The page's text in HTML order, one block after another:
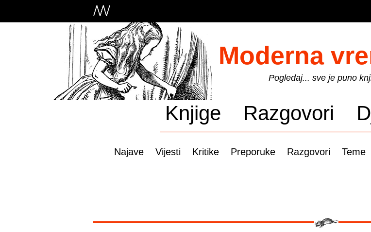
Moderna
Pogledaj... sve je puno
Knjige Razgovori
Najave Vijesti Kritike Preporuke Razgovori Teme